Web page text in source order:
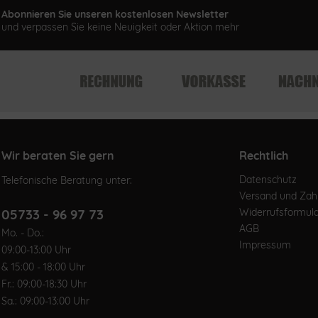
Abonnieren Sie unseren kostenlosen Newsletter
und verpassen Sie keine Neuigkeit oder Aktion mehr
Wir beraten Sie gern
Telefonische Beratung unter:
05733 - 96 97 73
Mo. - Do.:
09:00-13:00 Uhr
& 15:00 - 18:00 Uhr
Fr.: 09:00-18:30 Uhr
Sa.: 09:00-13:00 Uhr
Rechtlich
Datenschutz
Versand und
AGB
Impressum